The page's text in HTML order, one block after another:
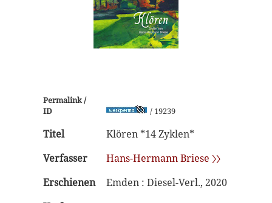
Permalink /
ID
/ 19239
Titel
Klören *14 Zyklen*
Verfasser
Hans-Hermann Briese 〉〉
Erschienen
Emden : Diesel-Verl., 2020